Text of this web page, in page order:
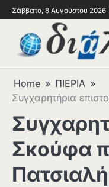
Σάββατο, 8 Αυγούστου 2026
Home
ΠΙΕΡΙΑ
Συγχαρητήρια
Σκούφα